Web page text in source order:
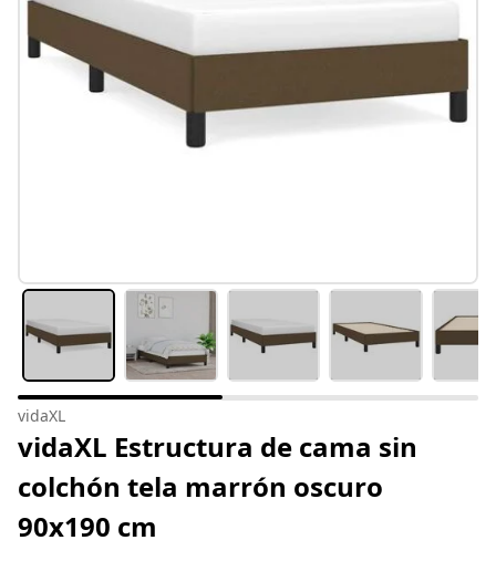
vidaXL
vidaXL Estructura de cama sin
colchón tela marrón oscuro
90x190 cm